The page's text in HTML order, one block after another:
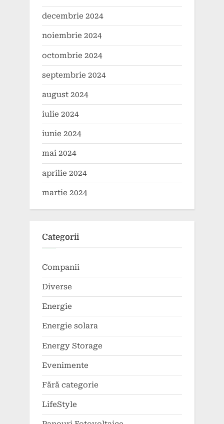
decembrie 2024
noiembrie 2024
octombrie 2024
septembrie 2024
august 2024
iulie 2024
iunie 2024
mai 2024
aprilie 2024
martie 2024
Categorii
Companii
Diverse
Energie
Energie solara
Energy Storage
Evenimente
Fără categorie
LifeStyle